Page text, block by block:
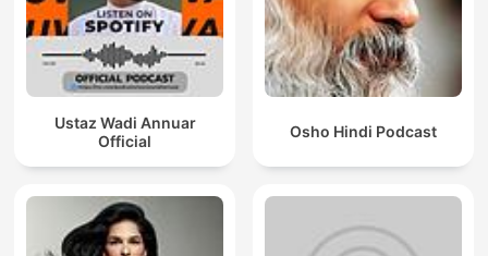
Ustaz Wadi Annuar
Official
Osho Hindi Podcast